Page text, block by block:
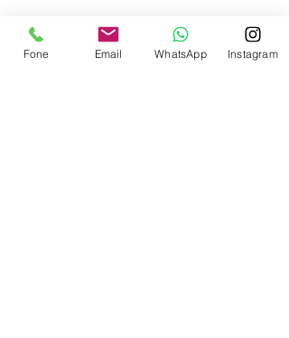
Fone Email WhatsApp Instagram